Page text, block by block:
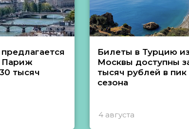
Париж
тысяч
Билеты в Турцию из
Москвы доступны
тысяч рублей в пик
сезона
4 августа